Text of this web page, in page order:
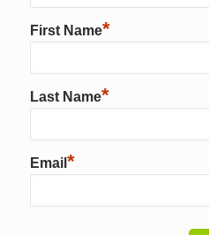
First Name*
Last Name*
Email *